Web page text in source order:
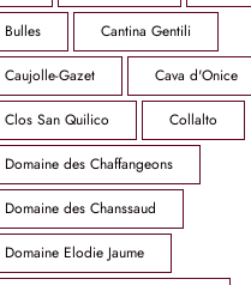
Bulles Cantina Gentili
Caujolle-Gazet Cava d'Onice
Clos San Quilico Collalto
Domaine des Chaffangeons
Domaine des Chanssaud
Domaine Elodie Jaume